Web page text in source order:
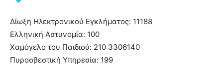
Δίωξη Ηλεκτρονικού Εγκλήματος: 11188
Ελληνική Αστυνομία: 100
Χαμόγελο του Παιδιού: 210 3306140
Πυροσβεστική Υπηρεσία: 199